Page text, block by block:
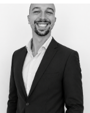
Verhuur
Verkoop
Nieuwbouw
CONTACT